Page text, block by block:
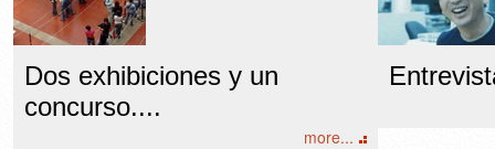
Dos exhibiciones y un
concurso....
more...